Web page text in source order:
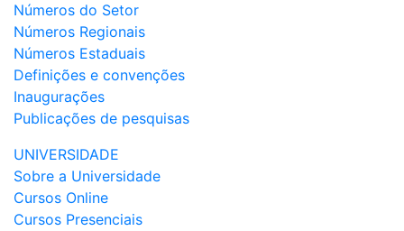
Números do Setor
Números Regionais
Números Estaduais
Definições e convenções
Inaugurações
Publicações de pesquisas
UNIVERSIDADE
Sobre a Universidade
Cursos Online
Cursos Presenciais